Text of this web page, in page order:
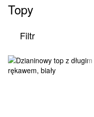
Topy
Filtr